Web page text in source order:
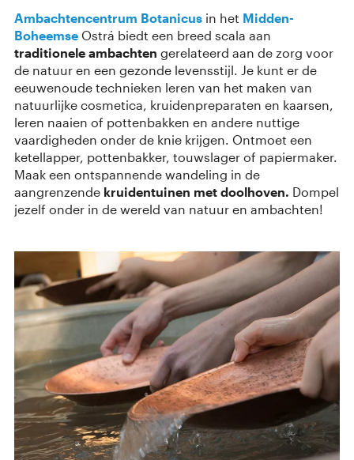
Ambachtencentrum Botanicus in het Midden-
Boheemse Ostrá biedt een breed scala aan
traditionele ambachten gerelateerd aan de zorg voor
de natuur en een gezonde levensstijl. Je kunt er de
eeuwenoude technieken leren van het maken van
natuurlijke cosmetica, kruidenpreparaten en kaarsen,
leren naaien of pottenbakken en andere nuttige
vaardigheden onder de knie krijgen. Ontmoet een
ketellapper, pottenbakker, touwslager of papiermaker.
Maak een ontspannende wandeling in de
aangrenzende kruidentuinen met doolhoven. Dompel
jezelf onder in de wereld van natuur en ambachten!